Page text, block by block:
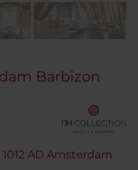
Barbizon
AD Amsterdam